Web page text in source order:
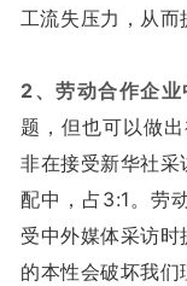
工流失压力，从而
2、劳动合作企业
题，但也可以做
非在接受新华社
配中，占3:1。劳
受中外媒体采访
的本性会破坏我